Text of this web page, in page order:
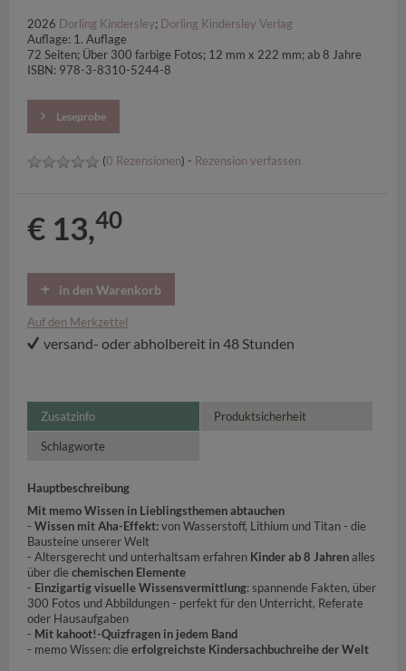
2026 Dorling Kindersley; Dorling Kindersley Verlag
Auflage: 1. Auflage
72 Seiten; Über 300 farbige Fotos; 12 mm x 222 mm; ab 8 Jahre
ISBN: 978-3-8310-5244-8
Leseprobe
(0 Rezensionen) - Rezension verfassen
€ 13,40
in den Warenkorb
Auf den Merkzettel
versand- oder abholbereit in 48 Stunden
Zusatzinfo Produktsicherheit
Schlagworte
Hauptbeschreibung
Mit memo Wissen in Lieblingsthemen abtauchen
- Wissen mit Aha-Effekt:von Wasserstoff, Lithium und Titan - die
Bausteine unserer Welt
- Altersgerecht und unterhaltsam erfahren Kinder ab 8 Jahrenalles
über die chemischen Elemente
- Einzigartig visuelle Wissensvermittlung: spannende Fakten, über
300 Fotos und Abbildungen - perfekt für den Unterricht, Referate
oder Hausaufgaben
- Mit kahoot!-Quizfragen in jedem Band
- memo Wissen: die erfolgreichste Kindersachbuchreihe der Welt